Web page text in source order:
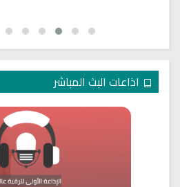
اذاعات البث المباشر